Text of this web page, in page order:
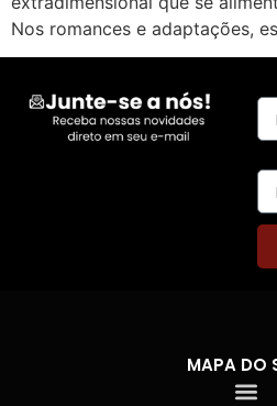
Nos romances e adaptações,
MAPA DO